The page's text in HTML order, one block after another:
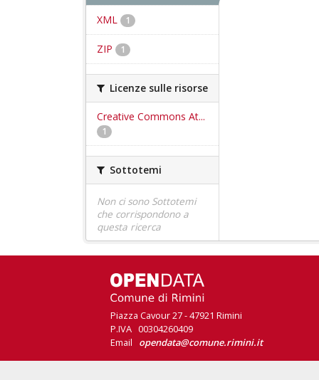
XML 1
ZIP 1
Licenze sulle risorse
Creative Commons At...
1
Sottotemi
Non ci sono Sottotemi
che corrispondono a
questa ricerca
Piazza Cavour 27 - 47921 Rimini
P.IVA 00304260409
Email opendata@comune.rimini.it